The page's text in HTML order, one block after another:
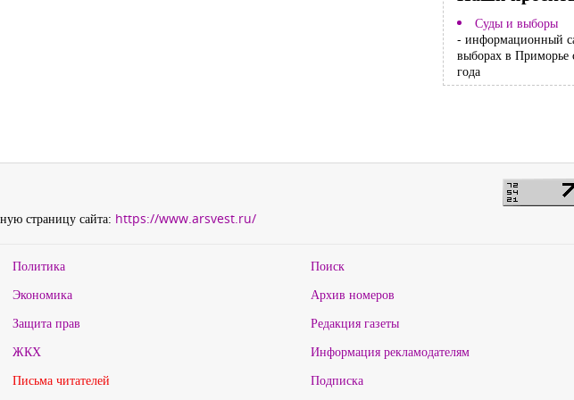
Суды и выборы
- информационный
выборах в Приморье
года
страницу сайта: https://www.arsvest.ru/
Политика
Экономика
Защита прав
ЖКХ
Письма читателей
Поиск
Архив номеров
Редакция газеты
Информация рекламодателям
Подписка